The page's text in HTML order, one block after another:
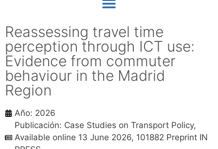
Reassessing travel time
perception through ICT use:
Evidence from commuter
behaviour in the Madrid
Region
Año: 2026
Publicación: Case Studies on Transport Policy,
Available online 13 June 2026, 101882 Preprint IN